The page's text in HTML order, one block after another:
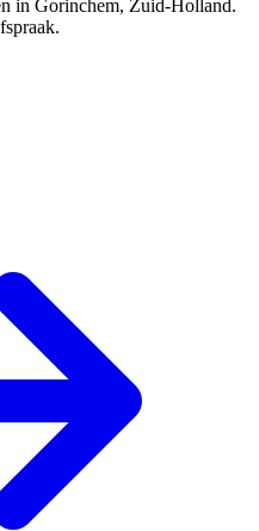
in Gorinchem, Zuid-Holland.